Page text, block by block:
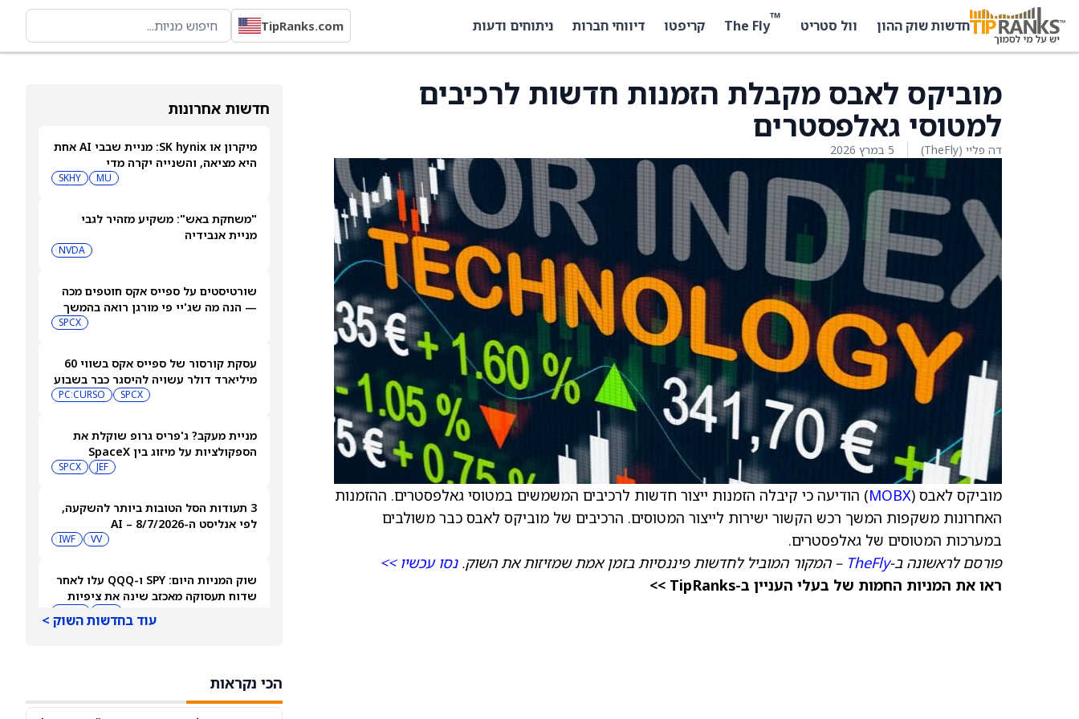
חדשות שוק ההון וול סטריט ™
The Fly קריפטו דיווחי חברות ניתוחים ודעות TipRanks.com
חדשות אחרונות
מיקרון או SK hynix: מניית שבבי AI אחת
היא מציאה, והשנייה יקרה מדי
MU
SKHY
"משחקת באש": משקיע מזהיר לגבי
מניית אנבידיה
NVDA
שורטיסטים על ספייס אקס חוטפים מכה
— הנה מה שג'יי פי מורגן רואה בהמשך
SPCX
עסקת קורסור של ספייס אקס בשווי 60
מיליארד דולר עשויה להיסגר כבר בשבוע
SPCX
PC:CURSO
מניית מעקב? ג'פריס גרופ שוקלת את
הספקולציות על מיזוג בין SpaceX
JEF
SPCX
3 תעודות הסל הטובות ביותר להשקעה,
לפי אנליסט ה-AI – 8/7/2026
VV
IWF
שוק המניות היום: SPY ו-QQQ עלו לאחר
שדוח תעסוקה מאכזב שינה את ציפיות
עוד בחדשות השוק >
הכי נקראות
מוביקס לאבס מקבלת הזמנות חדשות לרכיבים
למטוסי גאלפסטרים
דה פליי (TheFly) 5 במרץ 2026
מוביקס לאבס (MOBX) הודיעה כי קיבלה הזמנות ייצור חדשות לרכיבים המשמשים במטוסי גאלפסטרים. ההזמנות
האחרונות משקפות המשך רכש הקשור ישירות לייצור המטוסים. הרכיבים של מוביקס לאבס כבר משולבים
במערכות המטוסים של גאלפסטרים.
פורסם לראשונה ב-TheFly – המקור המוביל לחדשות פיננסיות בזמן אמת שמזיזות את השוק.נסו עכשיו >>
ראו את המניות החמות של בעלי העניין ב-TipRanks >>